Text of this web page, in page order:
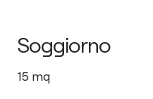
Soggiorno
15 mq